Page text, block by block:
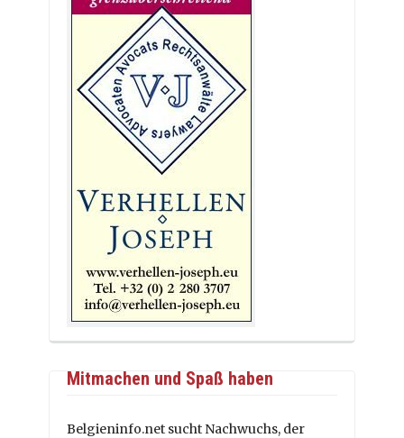
Mitmachen und Spaß haben
Belgieninfo.net sucht Nachwuchs, der